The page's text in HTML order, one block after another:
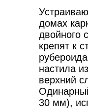
домах
двойного
крепят к
настила
верхний
30 мм),